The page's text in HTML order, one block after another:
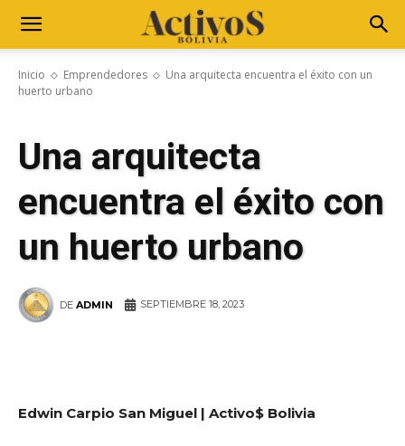
Inicio Emprendedores
Una arquitecta encuentra el éxito con un
huerto urbano
Una arquitecta
encuentra el éxito con
un huerto urbano
DE ADMIN SEPTIEMBRE 18, 2023
Edwin Carpio San Miguel | Activo$ Bolivia